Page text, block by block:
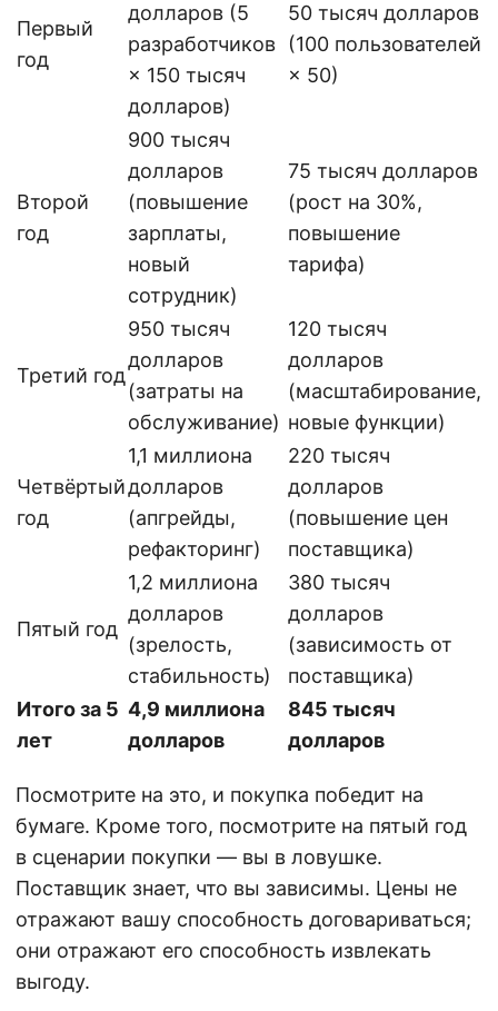
Первый
год
долларов (5
разработчиков
× 150 тысяч
долларов)
50 тысяч долларов
(100 пользователей
× 50)
Второй
год
900 тысяч
долларов
(повышение
зарплаты,
новый
сотрудник)
75 тысяч долларов
(рост на 30%,
повышение
тарифа)
Третий год
950 тысяч
долларов
(затраты на
обслуживание)
120 тысяч
долларов
(масштабирование,
новые функции)
Четвёртый
год
1,1 миллиона
долларов
(апгрейды,
рефакторинг)
220 тысяч
долларов
(повышение цен
поставщика)
Пятый год
1,2 миллиона
долларов
(зрелость,
стабильность)
380 тысяч
долларов
(зависимость от
поставщика)
Итого за 5
лет
4,9 миллиона
долларов
845 тысяч
долларов
Посмотрите на это, и покупка победит на
бумаге. Кроме того, посмотрите на пятый год
в сценарии покупки — вы в ловушке.
Поставщик знает, что вы зависимы. Цены не
отражают вашу способность договариваться;
они отражают его способность извлекать
выгоду.